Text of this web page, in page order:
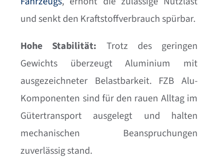
und senkt den Kraftstoffverbrauch spürbar.
Hohe Stabilität: Trotz des geringen
Gewichts überzeugt Aluminium mit
ausgezeichneter Belastbarkeit. FZB Alu-
Komponenten sind für den rauen Alltag im
Gütertransport ausgelegt und halten
mechanischen Beanspruchungen
zuverlässig stand.